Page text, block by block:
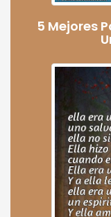
5 Mejores